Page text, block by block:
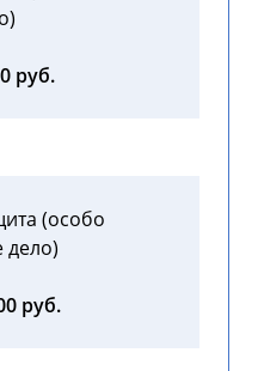
руб.
(особо
дело)
руб.